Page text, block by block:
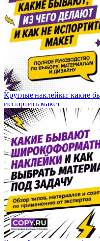
Круглые наклейки: какие
испортить макет